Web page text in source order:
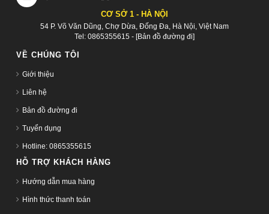
CƠ SỞ 1 - HÀ NỘI
54 P. Võ Văn Dũng, Chợ Dừa, Đống Đa, Hà Nội, Việt Nam
Tel: 0865355615 - [Bản đồ đường đi]
VỀ CHÚNG TÔI
Giới thiệu
Liên hệ
Bản đồ đường đi
Tuyển dụng
Hotline: 0865355615
HỖ TRỢ KHÁCH HÀNG
Hướng dẫn mua hàng
Hình thức thanh toán